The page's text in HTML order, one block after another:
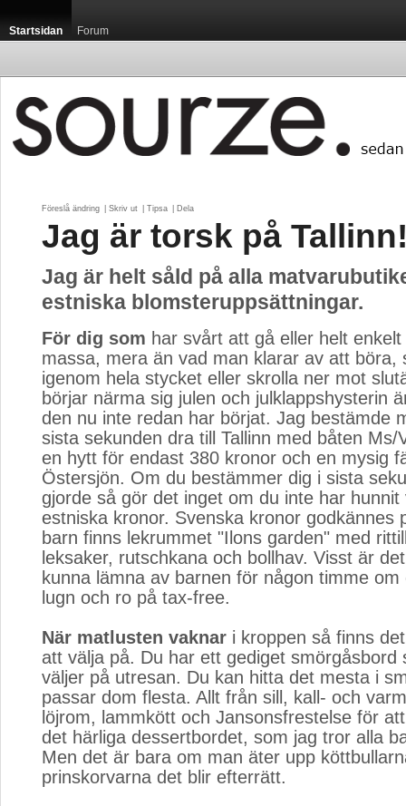
Startsidan Forum
Föreslå ändring Skriv ut Tipsa Dela
Jag är torsk på
Jag är helt såld på alla
estniska blomsteruppsättningar.
För dig som har svårt att gå eller helt
massa, mera än vad man klarar av att böra,
igenom hela stycket eller skrolla ner mot
börjar närma sig julen och julklappshysterin
den nu inte redan har börjat. Jag bestämde
sista sekunden dra till Tallinn med båten Ms/
en hytt för endast 380 kronor och en mysig
Östersjön. Om du bestämmer dig i sista
gjorde så gör det inget om du inte har hunnit
estniska kronor. Svenska kronor godkännes
barn finns lekrummet "Ilons garden" med
leksaker, rutschkana och bollhav. Visst är
kunna lämna av barnen för någon timme om
lugn och ro på tax-free.
När matlusten vaknar i kroppen så finns
att välja på. Du har ett gediget smörgåsbord
väljer på utresan. Du kan hitta det mesta i
passar dom flesta. Allt från sill, kall- och
löjrom, lammkött och Jansonsfrestelse för
det härliga dessertbordet, som jag tror alla
Men det är bara om man äter upp
prinskorvarna det blir efterrätt.